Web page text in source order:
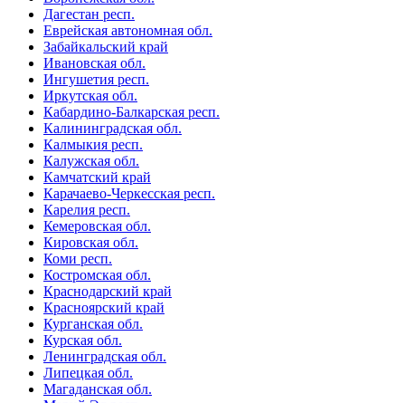
Дагестан респ.
Еврейская автономная обл.
Забайкальский край
Ивановская обл.
Ингушетия респ.
Иркутская обл.
Кабардино-Балкарская респ.
Калининградская обл.
Калмыкия респ.
Калужская обл.
Камчатский край
Карачаево-Черкесская респ.
Карелия респ.
Кемеровская обл.
Кировская обл.
Коми респ.
Костромская обл.
Краснодарский край
Красноярский край
Курганская обл.
Курская обл.
Ленинградская обл.
Липецкая обл.
Магаданская обл.